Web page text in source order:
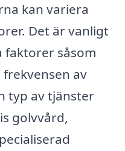
kan variera
Det är vanligt
faktorer såsom
av
typ av tjänster
golvvård,